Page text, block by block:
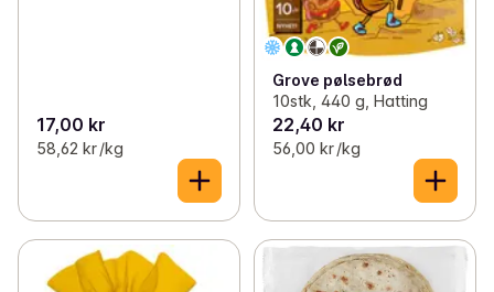
17,00 kr
58,62 kr /kg
Grove pølsebrød
10stk, 440 g, Hatting
22,40 kr
56,00 kr /kg